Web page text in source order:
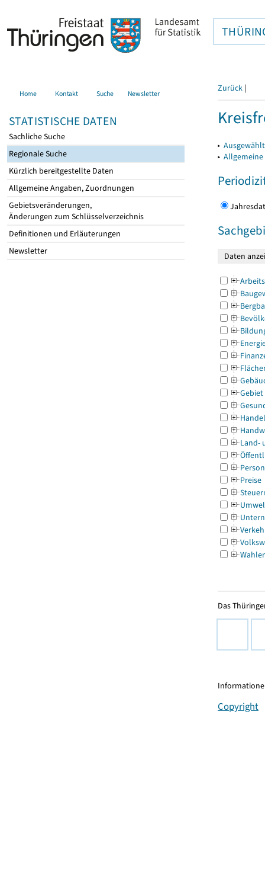
Home Kontakt Suche Newsletter
STATISTISCHE DATEN
Sachliche Suche
Regionale Suche
Kürzlich bereitgestellte Daten
Allgemeine Angaben, Zuordnungen
Gebietsveränderungen,
Änderungen zum Schlüsselverzeichnis
Definitionen und Erläuterungen
Newsletter
Zurück |
▸
▸
Gebiet
Land-
Preise
Das
Copyright